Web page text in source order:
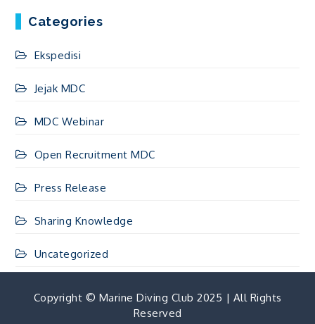
Categories
Ekspedisi
Jejak MDC
MDC Webinar
Open Recruitment MDC
Press Release
Sharing Knowledge
Uncategorized
Copyright © Marine Diving Club 2025 | All Rights
Reserved